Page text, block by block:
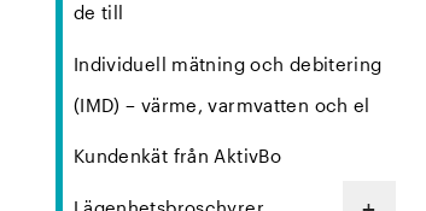
de till
Individuell mätning och debitering
(IMD) – värme, varmvatten och el
Kundenkät från AktivBo